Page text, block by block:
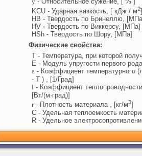
KCU - Ударная вязкость, [ кДж / м2]
HB - Твердость по Бринеллю,
HV - Твердость по Виккерсу, [МПа]
HSh - Твердость по Шору, [МПа]
Физические свойства:
T - Температура, при которой
E - Модуль упругости первого
a- Коэффициент температурного
- T ) , [1/Град]
l - Коэффициент
[Вт/(м·град)]
r- Плотность материала , [кг/м3]
C - Удельная теплоемкость
R - Удельное